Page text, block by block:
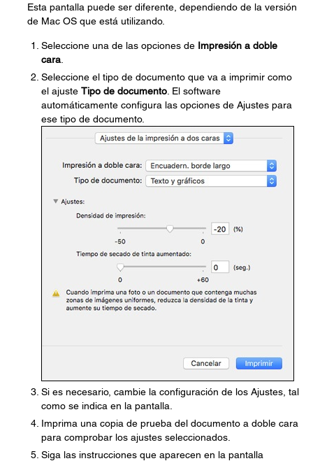
Esta pantalla puede ser diferente, dependiendo de la versión
de Mac OS que está utilizando.
Seleccione una de las opciones de Impresión a doble
cara
Seleccione el tipo de documento que va a imprimir como
el ajuste Tipo de documento . El software
automáticamente configura las opciones de Ajustes para
ese tipo de documento.
Si es necesario, cambie la configuración de los Ajustes, tal
como se indica en la pantalla.
Imprima una copia de prueba del documento a doble cara
para comprobar los ajustes seleccionados.
Siga las instrucciones que aparecen en la pantalla